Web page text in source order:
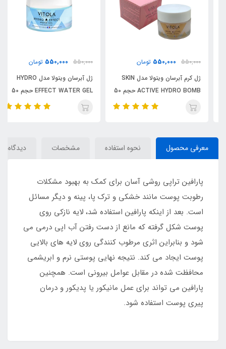
550,000
550,000 تومان
ژل کرم آبرسان ویتولا مدل SKIN
ACTIVE HYDRO BOMB حجم 50
میلی لیتر / VITOLA
550,000
550,000 تومان
ژل آبرسان ویتولا مدل HYDRO
EFFECT WATER GEL حجم 50
میلی لیتر / VITOLA
معرفی محصول نحوه استفاده مشخصات دیدگاه‌ها
پارافین تراپی روشی آسان برای کمک به بهبود مشکلات
رطوبت پوست مانند خشکی و ترک پا، پینه و دیگر مسائل
است. بعد از اینکه پارافین استفاده شد، لایه نازکی روی
پوست شکل گرفته که مانع از دست رفتن آب اپی درمی می
شود و بنابراین اثری مرطوب کنندگی روی لایه های بالایی
پوست ایجاد می کند. نتیجه نهایی پوستی نرم و ابریشمی
محافظت شده در مقابل عوامل بیرونی است. همچنین
پارافین می تواند برای عمل مانیکور یا پدیکور و درمان
پیری پوست استفاده شود.